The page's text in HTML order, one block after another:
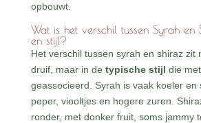
opbouwt.
Wat is het verschil tussen Syrah en
en stijl?
Het verschil tussen syrah en shiraz zit
druif, maar in de typische stijl die
geassocieerd. Syrah is vaak koeler en
peper, viooltjes en hogere zuren.
ronder, met donker fruit, soms jammy